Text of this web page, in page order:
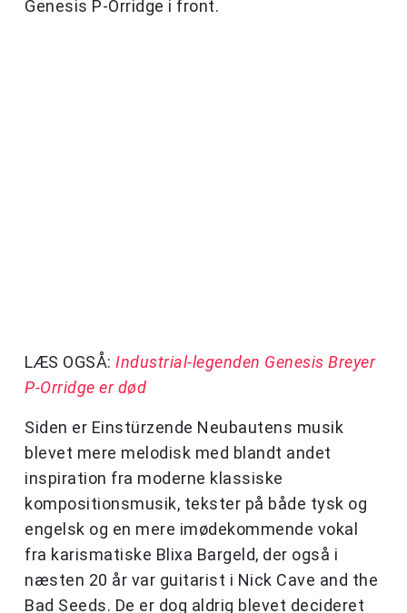
Genesis P-Orridge i front.
LÆS OGSÅ: Industrial-legenden Genesis Breyer
P-Orridge er død
Siden er Einstürzende Neubautens musik
blevet mere melodisk med blandt andet
inspiration fra moderne klassiske
kompositionsmusik, tekster på både tysk og
engelsk og en mere imødekommende vokal
fra karismatiske Blixa Bargeld, der også i
næsten 20 år var guitarist i Nick Cave and the
Bad Seeds. De er dog aldrig blevet decideret